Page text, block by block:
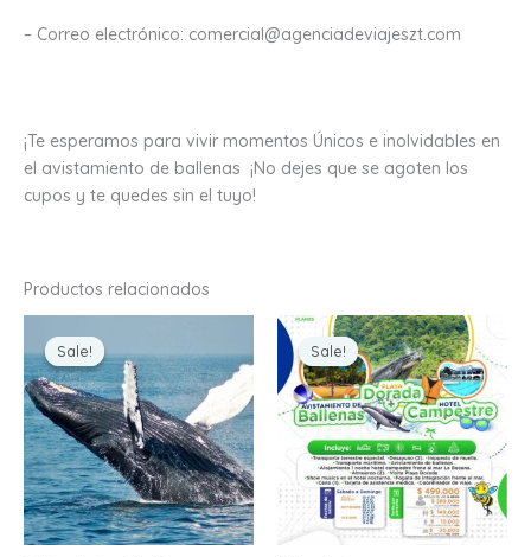
– Correo electrónico: comercial@agenciadeviajeszt.com
¡Te esperamos para vivir momentos Únicos e inolvidables en
el avistamiento de ballenas ¡No dejes que se agoten los
cupos y te quedes sin el tuyo!
Productos relacionados
Sale!
Sale!
was:
$250,000.00.
is:
$210,000.00.
Sale!
Sale!
Original
price
was:
$549,000.00.
Current
price
is: